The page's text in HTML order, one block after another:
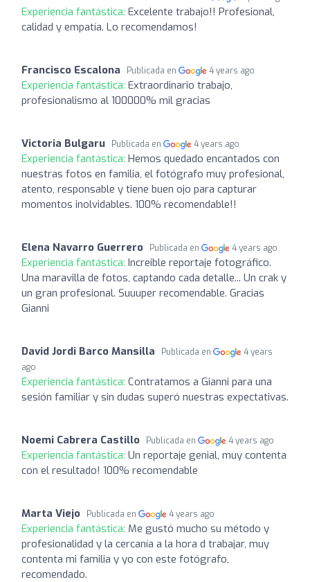
Experiencia fantástica: Excelente trabajo!! Profesional,
calidad y empatía. Lo recomendamos!
Francisco Escalona Publicada en 4 years ago
Experiencia fantástica: Extraordinario trabajo,
profesionalismo al 100000% mil gracias
Victoria Bulgaru Publicada en 4 years ago
Experiencia fantástica: Hemos quedado encantados con
nuestras fotos en familia, el fotógrafo muy profesional,
atento, responsable y tiene buen ojo para capturar
momentos inolvidables. 100% recomendable!!
Elena Navarro Guerrero Publicada en 4 years ago
Experiencia fantástica: Increible reportaje fotográfico.
Una maravilla de fotos, captando cada detalle... Un crak y
un gran profesional. Suuuper recomendable. Gracias
Gianni
David Jordi Barco Mansilla Publicada en
4 years
ago
Experiencia fantástica: Contratamos a Gianni para una
sesión familiar y sin dudas superó nuestras expectativas.
Noemi Cabrera Castillo Publicada en 4 years ago
Experiencia fantástica: Un reportaje genial, muy contenta
con el resultado! 100% recomendable
Marta Viejo Publicada en 4 years ago
Experiencia fantástica: Me gustó mucho su método y
profesionalidad y la cercanía a la hora d trabajar, muy
contenta mi familia y yo con este fotógrafo,
recomendado.